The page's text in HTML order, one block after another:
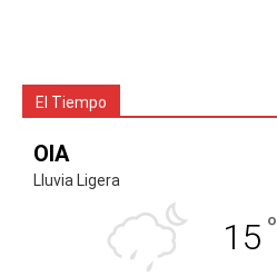
El Tiempo
OIA
Lluvia Ligera
15 °